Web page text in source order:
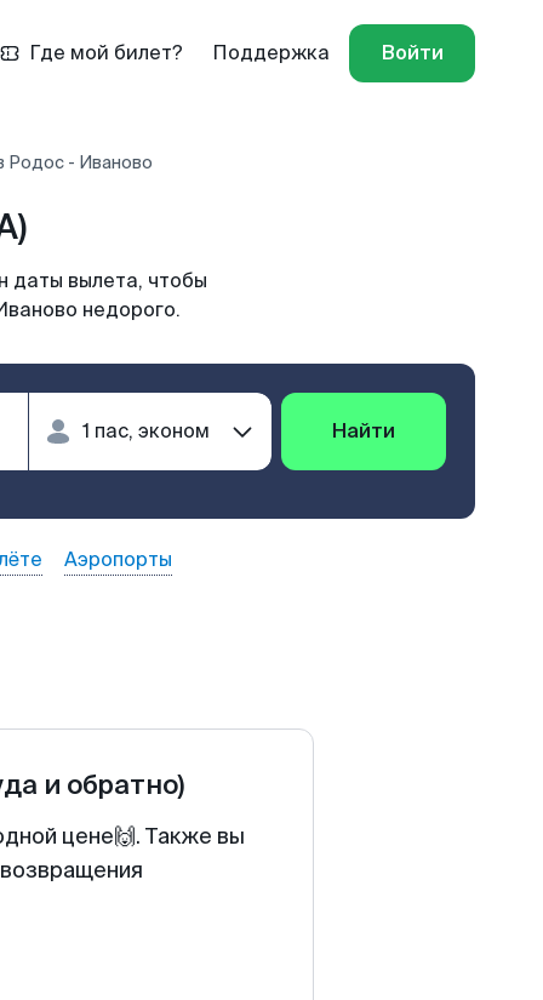
Где мой билет? Поддержка Войти
Родос - Иваново
даты вылета, чтобы
недорого.
Найти
Аэропорты
и обратно)
цене🙌. Также вы